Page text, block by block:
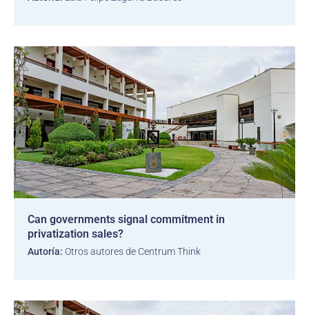
Can governments signal commitment in
privatization sales?
Autoría: Otros autores de Centrum Think